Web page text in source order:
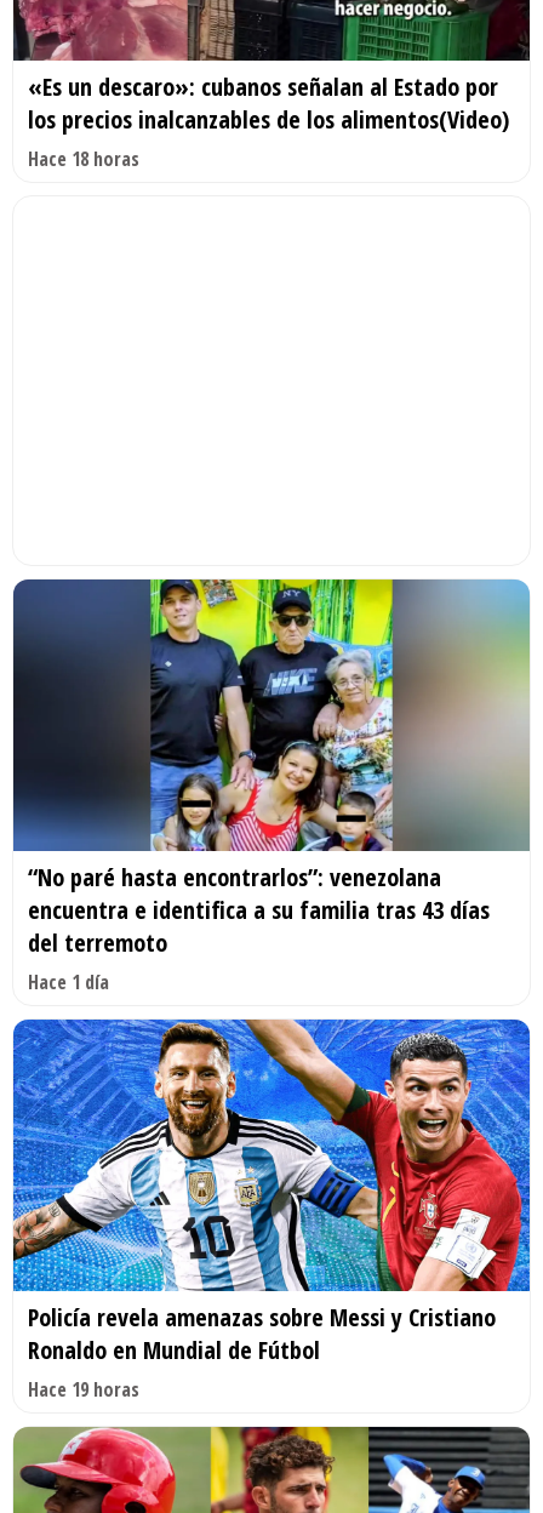
«Es un descaro»: cubanos señalan al Estado por
los precios inalcanzables de los alimentos(Video)
Hace 18 horas
“No paré hasta encontrarlos”: venezolana
encuentra e identifica a su familia tras 43 días
del terremoto
Hace 1 día
Policía revela amenazas sobre Messi y Cristiano
Ronaldo en Mundial de Fútbol
Hace 19 horas